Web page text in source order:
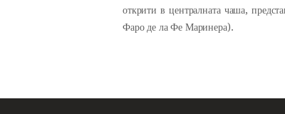
открити в централната чаша,
Фаро де ла Фе Маринера).